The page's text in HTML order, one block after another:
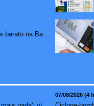
07/08/2026 (4